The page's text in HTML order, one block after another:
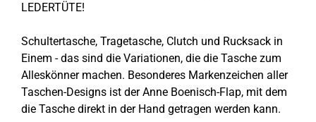
LEDERTÜTE!
Schultertasche, Tragetasche, Clutch und Rucksack in
Einem - das sind die Variationen, die die Tasche zum
Alleskönner machen. Besonderes Markenzeichen aller
Taschen-Designs ist der Anne Boenisch-Flap, mit dem
die Tasche direkt in der Hand getragen werden kann.